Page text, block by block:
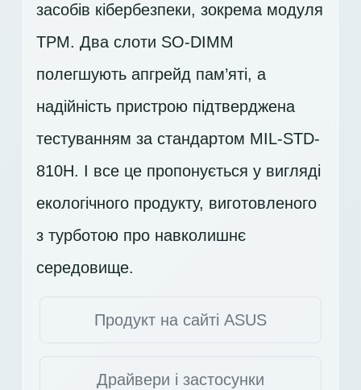
засобів кібербезпеки, зокрема модуля
TPM. Два слоти SO-DIMM
полегшують апгрейд пам’яті, а
надійність пристрою підтверджена
тестуванням за стандартом MIL-STD-
810H. І все це пропонується у вигляді
екологічного продукту, виготовленого
з турботою про навколишнє
середовище.
Продукт на сайті ASUS
Драйвери і застосунки